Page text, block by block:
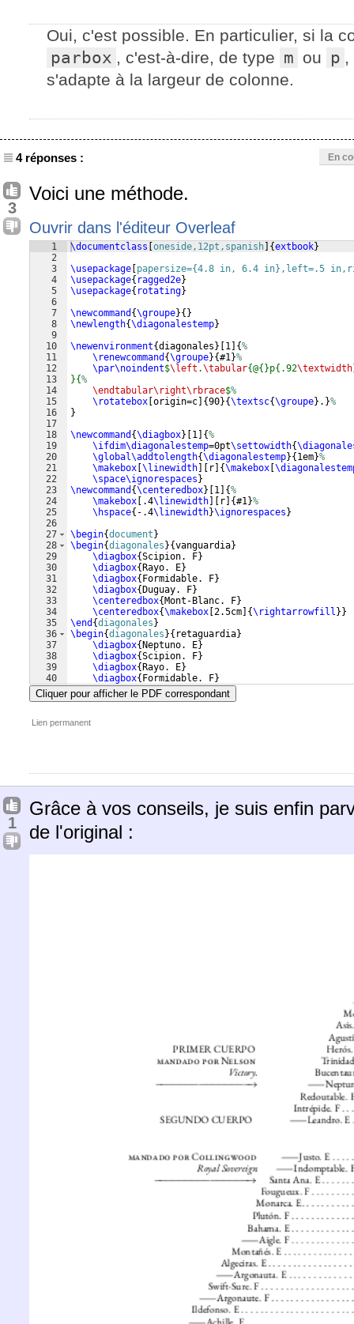
Oui, c'est possible. En particulier, si la
parbox , c'est-à-dire, de type m ou p
s'adapte à la largeur de colonne.
4 réponses : En
3
Voici une méthode.
Ouvrir dans l'éditeur Overleaf
1
2
3
4
5
6
7
8
9
10
11
12
13
14
15
16
17
18
19
20
21
22
23
24
25
26
27
28
29
30
31
32
33
34
35
36
37
38
39
40
41
\documentclass oneside,12pt,spanish {extbook}
\usepackage papersize={4.8 in, 6.4 in},left=.5
\usepackage{ ragged2e}
\usepackage{ rotating}
\newcommand {\groupe}{ }
\newlength{\diagonalestemp}
\newenvironment{diagonales } 1 {%
\renewcommand {\groupe}{#1}%
\par\noindent$\left .\tabular{@{}p{.92\textwidth
}{%
\endtabular\right\rbrace$%
\rotatebox origin=c {90}{\textsc{\groupe} . }%
}
\newcommand {\diagbox} 1 {%
\ifdim\diagonalestemp=0pt\settowidth{
\global\addtolength{\diagonalestemp}{ 1em}%
\makebox \linewidth r {\makebox
\space\ignorespaces }
\newcommand {\centeredbox} 1 {%
\makebox
.4\linewidth r {#1}%
\hspace{ -.4\linewidth}\ignorespaces }
\begin{document }
\begin{diagonales }{vanguardia}
\diagbox{Scipion. F}
\diagbox{ Rayo. E}
\diagbox{ Formidable. F}
\diagbox{ Duguay. F}
\centeredbox{ Mont-Blanc. F}
\centeredbox{\makebox 2.5cm {\rightarrowfill }}
\end {diagonales }
\begin{diagonales }{ retaguardia}
\diagbox{ Neptuno. E}
\diagbox{Scipion. F}
\diagbox{ Rayo. E}
\diagbox{ Formidable. F}
\diagbox{Duguay. F}
Cliquer pour afficher le PDF correspondant
Lien permanent
1
Grâce à vos conseils, je suis enfin
de l'original :